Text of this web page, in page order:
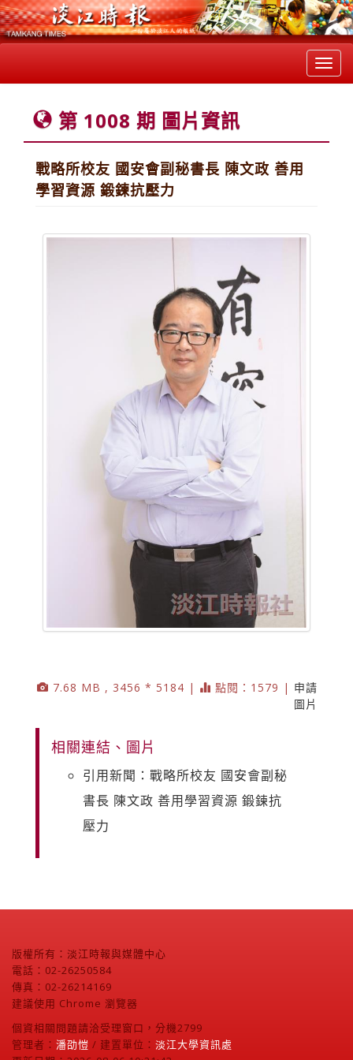
第 1008 期 圖片資訊
戰略所校友 國安會副秘書長 陳文政 善用
學習資源 鍛鍊抗壓力
7.68 MB , 3456 * 5184 | 點閱：1579 | 申請
圖片
相關連結、圖片
引用新聞：戰略所校友 國安會副秘
書長 陳文政 善用學習資源 鍛鍊抗
壓力
版權所有：淡江時報與媒體中心
電話：02-26250584
傳真：02-26214169
建議使用 Chrome 瀏覽器
個資相關問題請洽受理窗口，分機2799
管理者： 潘劭愷 / 建置單位： 淡江大學資訊處